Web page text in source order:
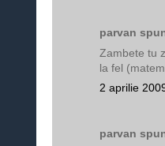
parvan
Zambete tu
la fel
2 aprilie
parvan